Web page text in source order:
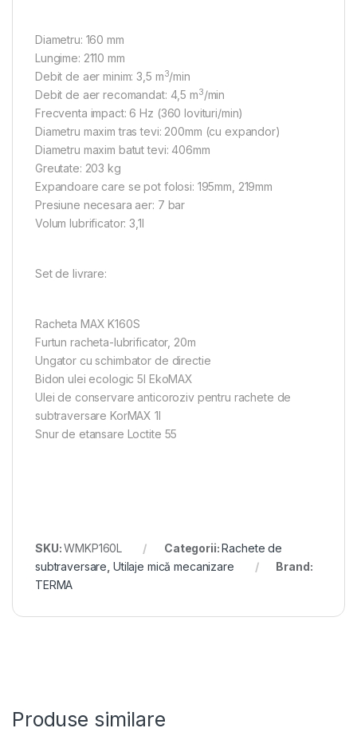
Diametru: 160 mm
Lungime: 2110 mm
Debit de aer minim: 3,5 m3/min
Debit de aer recomandat: 4,5 m3/min
Frecventa impact: 6 Hz (360 lovituri/min)
Diametru maxim tras tevi: 200mm (cu expandor)
Diametru maxim batut tevi: 406mm
Greutate: 203 kg
Expandoare care se pot folosi: 195mm, 219mm
Presiune necesara aer: 7 bar
Volum lubrificator: 3,1l
Set de livrare:
Racheta MAX K160S
Furtun racheta-lubrificator, 20m
Ungator cu schimbator de directie
Bidon ulei ecologic 5l EkoMAX
Ulei de conservare anticoroziv pentru rachete de
subtraversare KorMAX 1l
Snur de etansare Loctite 55
SKU:WMKP160L Categorii:Rachete de
subtraversare Utilaje mică mecanizare
Brand:
TERMA
Produse similare